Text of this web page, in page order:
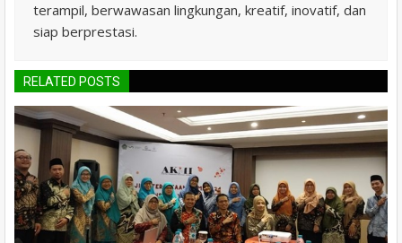
terampil, berwawasan lingkungan, kreatif, inovatif, dan
siap berprestasi.
RELATED POSTS